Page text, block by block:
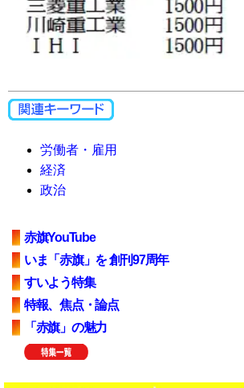
労働者・雇用
経済
政治
赤旗YouTube
いま「赤旗」を 創刊97周年
すいよう特集
特報、焦点・論点
「赤旗」の魅力